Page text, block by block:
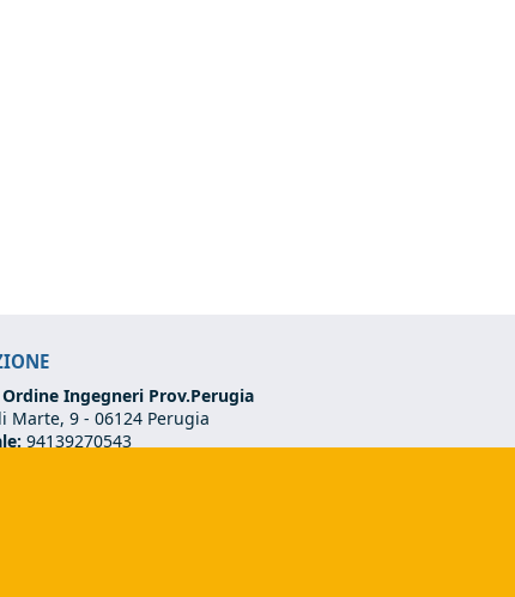
Ingegneri Prov.Perugia
Marte, 9 - 06124 Perugia
94139270543